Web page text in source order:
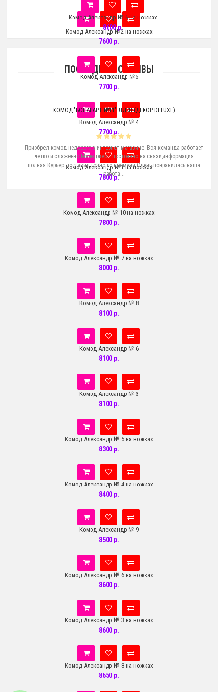
Комод Александр №2 на ножках
7600 р.
Комод Александр №5
7700 р.
Комод Александр № 4
7700 р.
Комод Александр №1 на ножках
7800 р.
Комод Александр № 10 на ножках
7800 р.
Комод Александр № 7 на ножках
8000 р.
Комод Александр № 8
8100 р.
Комод Александр № 6
8100 р.
Комод Александр № 3
8100 р.
Комод Александр № 5 на ножках
8300 р.
Комод Александр № 4 на ножках
8400 р.
Комод Александр № 9
8500 р.
Комод Александр № 6 на ножках
8600 р.
Комод Александр № 3 на ножках
8600 р.
Комод Александр № 8 на ножках
8650 р.
Комод Александр № 6 на ножках
8600 р.
ПОСЛЕДНИЕ ОТЗЫВЫ
КОМОД "БОНАПАРТ №11" ЛДСП (ДЕКОР DELUXE)
Приобрел комод недорого в интернет магазине. Вся команда работает
четко и слаженно.Менеджеры постоянно на связи,информация
полная.Курьер доставил точно по времени.Очень понравилась ваша
работа...